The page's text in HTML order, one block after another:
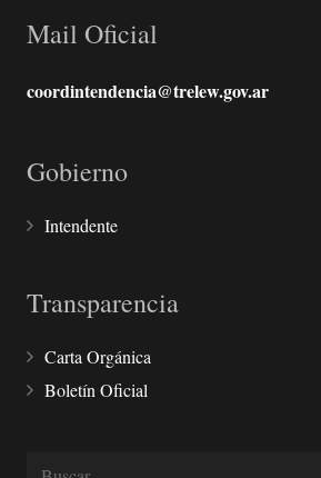
Mail Oficial
coordintendencia@trelew.gov.ar
Gobierno
Intendente
Transparencia
Carta Orgánica
Boletín Oficial
Buscar: